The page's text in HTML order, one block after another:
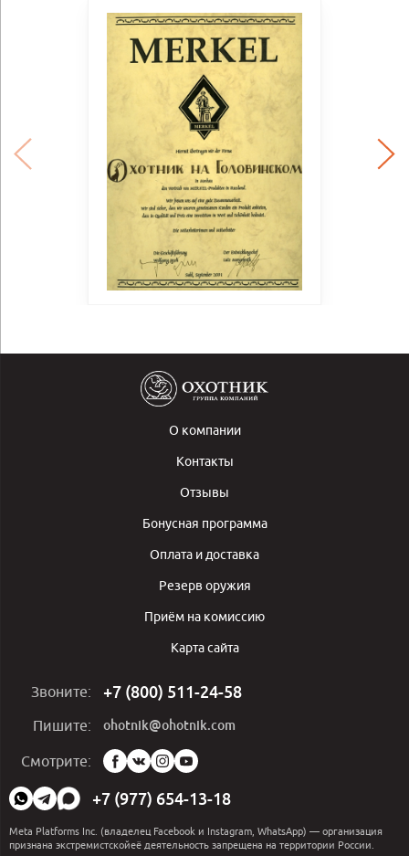
О компании
Контакты
Отзывы
Бонусная программа
Оплата и доставка
Резерв оружия
Приём на комиссию
Карта сайта
Звоните: +7 (800) 511-24-58
Пишите: ohotnik@ohotnik.com
Смотрите:
Мы
в
социальных
сетях:
+7 (977) 654-13-18
Meta Platforms Inc. (владелец Facebook и Instagram, WhatsApp) — организация
признана экстремистскойеё деятельность запрещена на территории России.